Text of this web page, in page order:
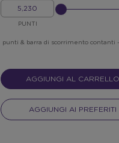
I
PUNTI
PUNTI
INSERISCI
NELLO
punti & barra di scorrimento contanti
AGGIUNGI AL CARRELLO
AGGIUNGI AI PREFERITI